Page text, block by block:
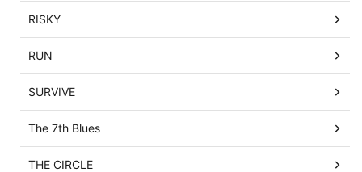
RISKY
RUN
SURVIVE
The 7th Blues
THE CIRCLE